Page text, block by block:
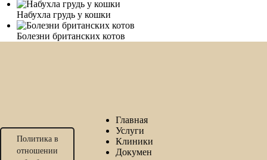
Набухла грудь у кошки
Болезни британских котов
Политика в
отношении
Главная
Услуги
Клиники
Докумен